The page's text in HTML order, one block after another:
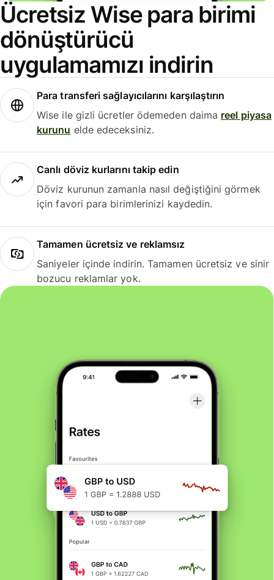
Ücretsiz Wise para birimi
dönüştürücü
uygulamamızı indirin
Para transferi sağlayıcılarını karşılaştırın
Wise ile gizli ücretler ödemeden daima reel piyasa
kurunu elde edeceksiniz.
Canlı döviz kurlarını takip edin
Döviz kurunun zamanla nasıl değiştiğini görmek
için favori para birimlerinizi kaydedin.
Tamamen ücretsiz ve reklamsız
Saniyeler içinde indirin. Tamamen ücretsiz ve sinir
bozucu reklamlar yok.